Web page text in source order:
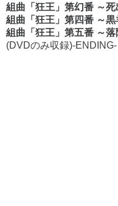
組曲「狂王」第幻番 ～
組曲「狂王」第四番 ～
組曲「狂王」第五番 ～
(DVDのみ収録)-ENDING-